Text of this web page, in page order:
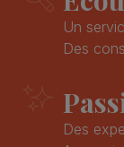
Un
Des
Des